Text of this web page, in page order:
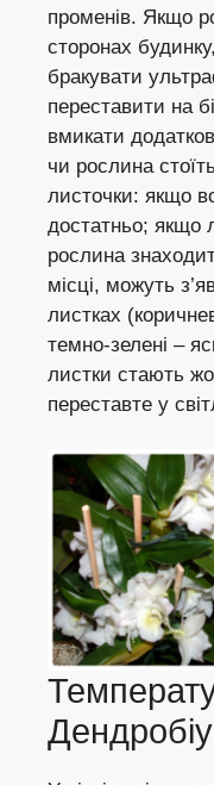
променів. Якщо
сторонах
бракувати
переставити на
вмикати
чи рослина
листочки: якщо
достатньо; якщо
рослина
місці, можуть
листках
темно-зелені –
листки стають
переставте у